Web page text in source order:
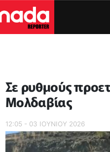
Σε ρυθμούς
Μολδαβίας
12:05 - 03 ΙΟΥΝΙΟΥ 2026